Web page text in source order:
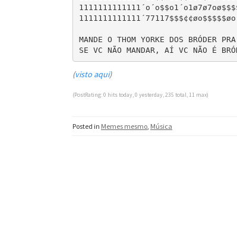
MANDE O THOM YORKE DOS BRÓDER
(visto aqui)
(PostRating: 0 hits today, 0 yesterday, 235 total, 11 max)
Posted in Memes mesmo, Música